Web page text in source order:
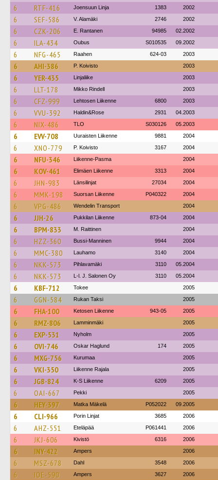
6
RTF-416 Joensuun Linja 1383 2002
6 SEF-586 V. Alamäki 2746 2002
6 CZK-206 E. Rantanen 94985 02.2002
6 ILA-434 Oubus S010535 09.2002
6 NFG-465 Raahen 624-03 2003
6 AHI-386 P. Koivisto 2003
6 YER-435 Linjaliike 2003
6 LLT-178 Mikko Rindell 2003
6 CFZ-999 Lehtosen Liikenne 6800 2003
6 VVU-392 Haldin&Rose 2931 04.2003
6 NIX-486 TLO S030126 05.2003
6 EVV-708 Uuraisten Liikenne 9881 2004
6 XNO-779 P. Koivisto 3167 2004
6 NFU-346 Liikenne-Pasma 2004
6 KOV-461 Elimäen Liikenne 3313 2004
6 JHN-983 Länsilinjat 27034 2004
6 MMK-198 Suorsan Liikenne P040322 2004
6 VPG-486 Wendelin Transport 2004
6 JJH-26 Pukkilan Liikenne 873-04 2004
6 BPM-833 M. Raittinen 2004
6 HZZ-360 Bussi-Manninen 9944 2004
6 MMC-380 Lauhamo 3140 2004
6 NKK-573 Pihlavamäki 3110 05.2004
6 NKK-573 L-l. J. Salonen Oy 3110 05.2004
6 KBF-712 Tokee 2005
6 GGN-584 Rukan Taksi 2005
6 FHA-100 Ketosen Liikenne 943-05 2005
6 RMZ-806 Lamminmäki 2005
6 EXP-531 Nyholm 2005
6 OVI-746 Oskar Haglund 174 2005
6 MXG-756 Kurumaa 2005
6 VKI-350 Liikenne Rajala 2005
6 JGB-824 K-S Liikenne 6209 2005
6 OAI-667 Pekki 2005
6 HEY-397 Matka Mäkelä P052022 09.2005
6 CLI-966 Porin Linjat 3685 2006
6 AHZ-551 Eteläpää P061441 2006
6 JKJ-606 Kivistö 6316 2006
6 INY-422 Ampers 2006
6 MSZ-678 Dahl 3548 2006
6 IOE-590 Ampers 3627 2006